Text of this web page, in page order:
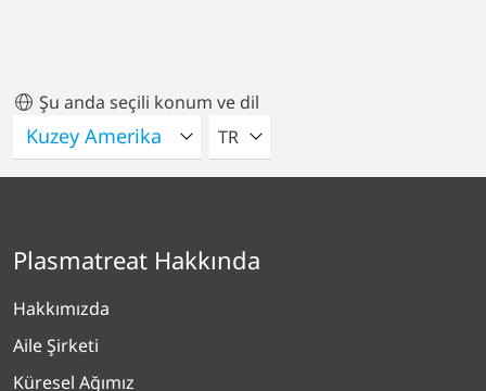
Şu anda seçili konum ve dil
LÜTFEN BIR DIL SEÇIN
TR
Plasmatreat Hakkında
Hakkımızda
Aile Şirketi
Küresel Ağımız